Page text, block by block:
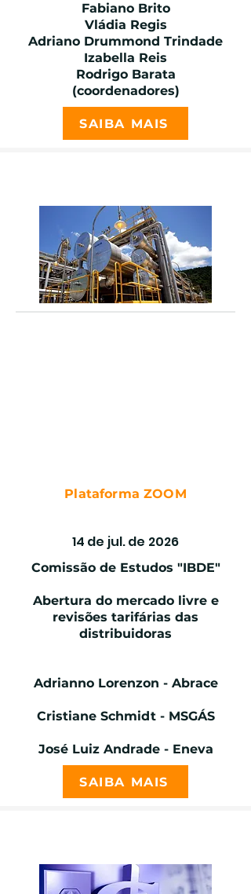
Fabiano Brito
Vládia Regis
Adriano Drummond Trindade
Izabella Reis
Rodrigo Barata
(coordenadores)
SAIBA MAIS
Plataforma ZOOM
14 de jul. de 2026
Comissão de Estudos "IBDE"
Abertura do mercado livre e
revisões tarifárias das
distribuidoras
Adrianno Lorenzon - Abrace
Cristiane Schmidt - MSGÁS
José Luiz Andrade - Eneva
SAIBA MAIS